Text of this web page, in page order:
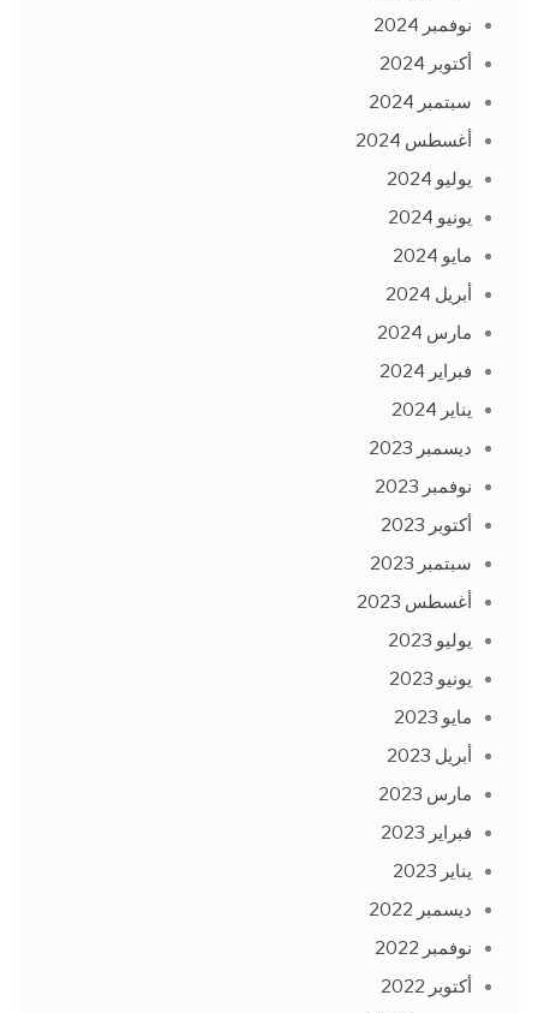
نوفمبر 2024
أكتوبر 2024
سبتمبر 2024
أغسطس 2024
يوليو 2024
يونيو 2024
مايو 2024
أبريل 2024
مارس 2024
فبراير 2024
يناير 2024
ديسمبر 2023
نوفمبر 2023
أكتوبر 2023
سبتمبر 2023
أغسطس 2023
يوليو 2023
يونيو 2023
مايو 2023
أبريل 2023
مارس 2023
فبراير 2023
يناير 2023
ديسمبر 2022
نوفمبر 2022
أكتوبر 2022